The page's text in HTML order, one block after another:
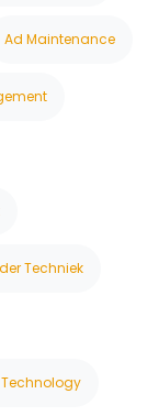
Ad Maintenance
Techniek